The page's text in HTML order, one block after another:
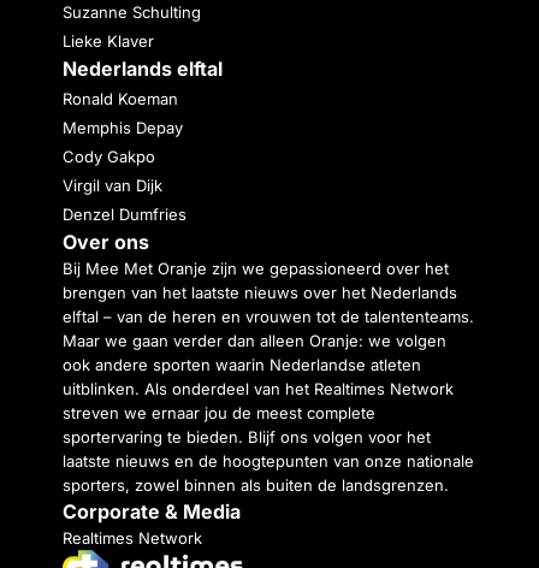
Suzanne Schulting
Lieke Klaver
Nederlands elftal
Ronald Koeman
Memphis Depay
Cody Gakpo
Virgil van Dijk
Denzel Dumfries
Over ons
Bij Mee Met Oranje zijn we gepassioneerd over het
brengen van het laatste nieuws over het Nederlands
elftal – van de heren en vrouwen tot de talententeams.
Maar we gaan verder dan alleen Oranje: we volgen
ook andere sporten waarin Nederlandse atleten
uitblinken. Als onderdeel van het Realtimes Network
streven we ernaar jou de meest complete
sportervaring te bieden. Blijf ons volgen voor het
laatste nieuws en de hoogtepunten van onze nationale
sporters, zowel binnen als buiten de landsgrenzen.
Corporate & Media
Realtimes Network